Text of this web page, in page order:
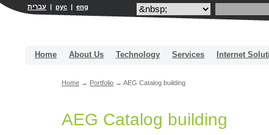
עברית | рус | eng
Home About Us Technology Services Internet
Home → Portfolio → AEG Catalog building
AEG Catalog building